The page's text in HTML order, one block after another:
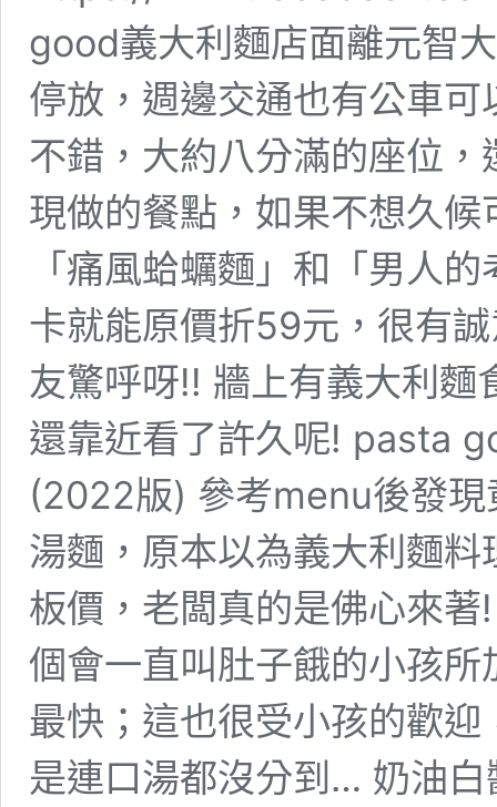
good義大利麵店面離元智
停放，週邊交通也有公車
不錯，大約八分滿的座位
現做的餐點，如果不想久
「痛風蛤蠣麵」和「男人
卡就能原價折59元，很有
友驚呼呀!! 牆上有義大利麵
還靠近看了許久呢! pasta
(2022版) 參考menu後發
湯麵，原本以為義大利麵
板價，老闆真的是佛心來
個會一直叫肚子餓的小孩
最快；這也很受小孩的歡
是連口湯都沒分到… 奶油